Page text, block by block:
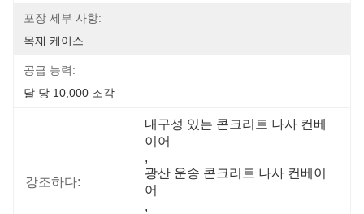
포장 세부 사항:
목재 케이스
공급 능력:
달 당 10,000 조각
강조하다:
내구성 있는 콘크리트 나사 컨베
이어
,
광산 운송 콘크리트 나사 컨베이
어
,